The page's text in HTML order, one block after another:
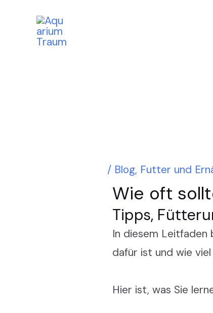
/ Blog, Futter und
Wie oft
Tipps,
In diesem Leitfaden
dafür ist und wie
Hier ist, was Sie
Post
navigation